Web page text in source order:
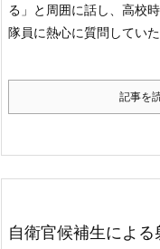
る」と周囲に話し、高校
隊員に熱心に質問してい
記事を
自衛官候補生による